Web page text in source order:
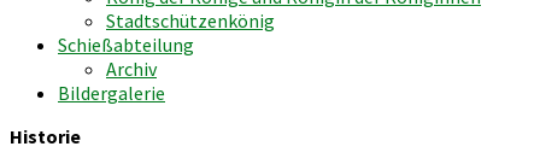
Stadtschützenkönig
Schießabteilung
Archiv
Bildergalerie
Historie